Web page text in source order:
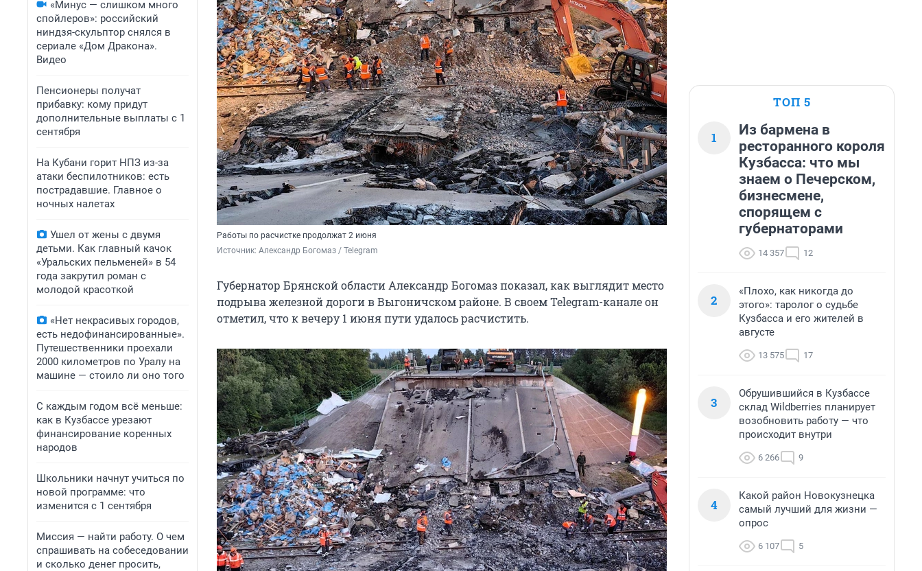
«Минус — слишком много
спойлеров»: российский
ниндзя-скульптор снялся в
сериале «Дом Дракона».
Видео
Пенсионеры получат
прибавку: кому придут
дополнительные выплаты с 1
сентября
На Кубани горит НПЗ из-за
атаки беспилотников: есть
пострадавшие. Главное о
ночных налетах
Ушел от жены с двумя
детьми. Как главный качок
«Уральских пельменей» в 54
года закрутил роман с
молодой красоткой
«Нет некрасивых городов,
есть недофинансированные».
Путешественники проехали
2000 километров по Уралу на
машине — стоило ли оно того
С каждым годом всё меньше:
как в Кузбассе урезают
финансирование коренных
народов
Школьники начнут учиться по
новой программе: что
изменится с 1 сентября
Миссия — найти работу. О чем
спрашивать на собеседовании
и сколько денег просить,
Работы по расчистке продолжат 2 июня
Источник: Александр Богомаз / Telegram
Губернатор Брянской области Александр Богомаз показал, как выглядит место
подрыва железной дороги в Выгоничском районе. В своем Telegram-канале он
отметил, что к вечеру 1 июня пути удалось расчистить.
ТОП 5
1
Из бармена в
ресторанного короля
Кузбасса: что мы
знаем о Печерском,
бизнесмене,
спорящем с
губернаторами
14 357 12
2
«Плохо, как никогда до
этого»: таролог о судьбе
Кузбасса и его жителей в
августе
13 575 17
3
Обрушившийся в Кузбассе
склад Wildberries планирует
возобновить работу — что
происходит внутри
6 266 9
4
Какой район Новокузнецка
самый лучший для жизни —
опрос
6 107 5